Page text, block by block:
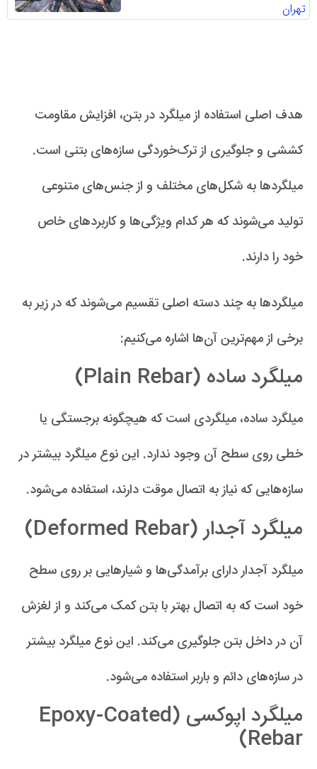
تهران
هدف اصلی استفاده از میلگرد در بتن، افزایش مقاومت
کششی و جلوگیری از ترک‌خوردگی سازه‌های بتنی است.
میلگردها به شکل‌های مختلف و از جنس‌های متنوعی
تولید می‌شوند که هر کدام ویژگی‌ها و کاربردهای خاص
خود را دارند.
میلگردها به چند دسته اصلی تقسیم می‌شوند که در زیر به
برخی از مهم‌ترین آن‌ها اشاره می‌کنیم:
میلگرد ساده (Plain Rebar)
میلگرد ساده، میلگردی است که هیچگونه برجستگی یا
خطی روی سطح آن وجود ندارد. این نوع میلگرد بیشتر در
سازه‌هایی که نیاز به اتصال موقت دارند، استفاده می‌شود.
میلگرد آجدار (Deformed Rebar)
میلگرد آجدار دارای برآمدگی‌ها و شیارهایی بر روی سطح
خود است که به اتصال بهتر با بتن کمک می‌کند و از لغزش
آن در داخل بتن جلوگیری می‌کند. این نوع میلگرد بیشتر
در سازه‌های دائم و باربر استفاده می‌شود.
میلگرد اپوکسی (Epoxy-Coated
Rebar)